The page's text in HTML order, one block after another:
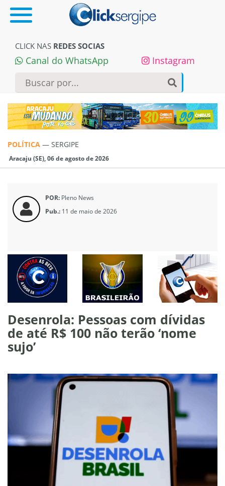
CLICK NAS REDES SOCIAS
Canal do WhatsApp Instagram
POLÍTICA — SERGIPE
Aracaju (SE), 06 de agosto de 2026
POR: Pleno News
Pub.: 11 de maio de 2026
Desenrola: Pessoas com dívidas
de até R$ 100 não terão ‘nome
sujo’